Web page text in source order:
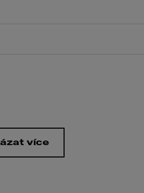
více